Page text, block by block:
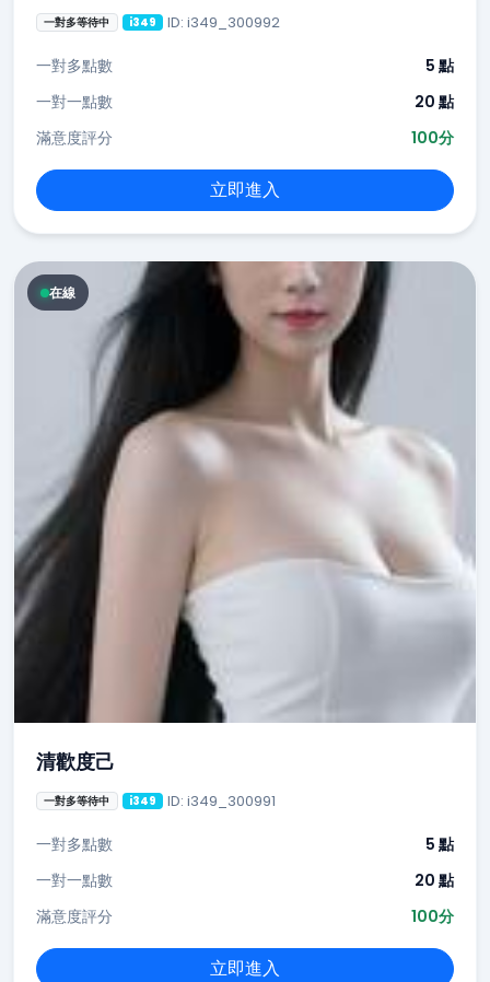
一對多等待中 i349 ID: i349_300992
一對多點數
5 點
一對一點數
20 點
滿意度評分
100分
立即進入
在線
清歡度己
一對多等待中 i349 ID: i349_300991
一對多點數
5 點
一對一點數
20 點
滿意度評分
100分
立即進入